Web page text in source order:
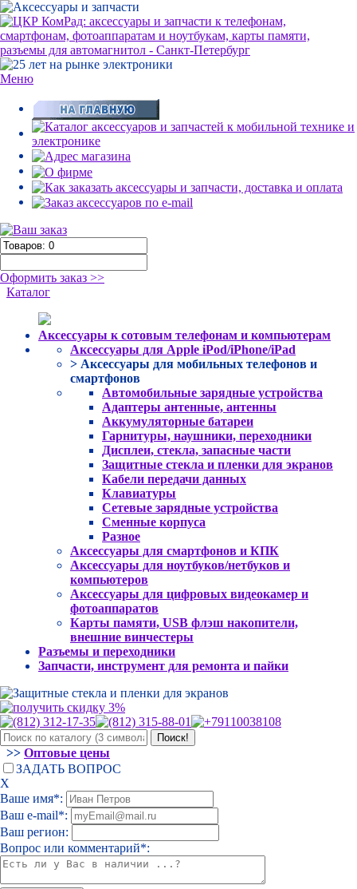
Меню
Оформить заказ >>
Каталог
Аксессуары к сотовым телефонам и компьютерам
Аксессуары для Apple iPod/iPhone/iPad
> Аксессуары для мобильных телефонов и
смартфонов
Автомобильные зарядные устройства
Адаптеры антенные, антенны
Аккумуляторные батареи
Гарнитуры, наушники, переходники
Дисплеи, стекла, запасные части
Защитные стекла и пленки для экранов
Кабели передачи данных
Клавиатуры
Сетевые зарядные устройства
Сменные корпуса
Разное
Аксессуары для смартфонов и КПК
Аксессуары для ноутбуков/нетбуков и
компьютеров
Аксессуары для цифровых видеокамер и
фотоаппаратов
Карты памяти, USB флэш накопители,
внешние винчестеры
Разъемы и переходники
Запчасти, инструмент для ремонта и пайки
>> Оптовые цены
ЗАДАТЬ ВОПРОС
Х
Ваше имя*:
Ваш e-mail*:
Ваш регион:
Вопрос или комментарий*: